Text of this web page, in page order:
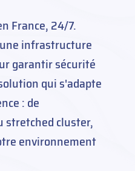
France, 24/7.
infrastructure
garantir sécurité
qui s'adapte
: de
stretched cluster,
environnement